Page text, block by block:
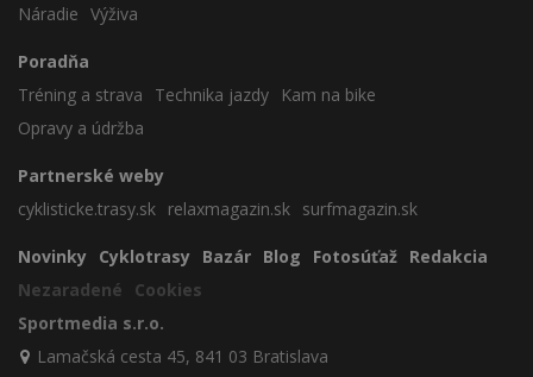
Náradie Výživa
Poradňa
Tréning a strava
Technika jazdy
Kam na bike
Opravy a údržba
Partnerské weby
cyklisticke.trasy.sk relaxmagazin.sk surfmagazin.sk
Novinky Cyklotrasy Bazár Blog Fotosúťaž Redakcia
Nezaradené
Cookies
Sportmedia s.r.o.
Lamačská cesta 45, 841 03 Bratislava